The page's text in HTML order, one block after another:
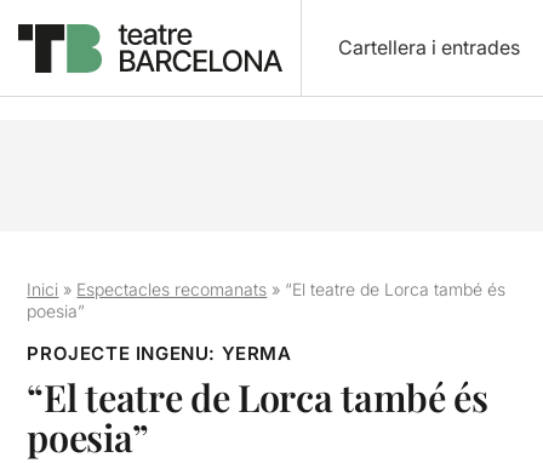
Cartellera i entrades
Inici » Espectacles recomanats » “El teatre de Lorca també és
poesia”
PROJECTE INGENU: YERMA
“El teatre de Lorca també és
poesia”